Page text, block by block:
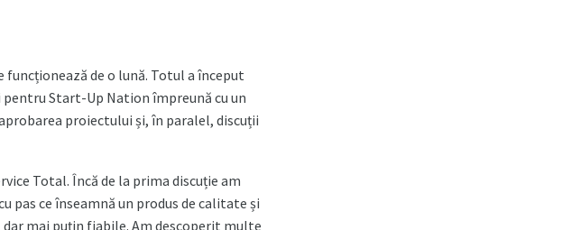
funcționează de o lună. Totul a început
pentru Start-Up Nation împreună cu un
proiectului și, în paralel, discuții
Total. Încă de la prima discuție am
pas ce înseamnă un produs de calitate și
mai puțin fiabile. Am descoperit multe